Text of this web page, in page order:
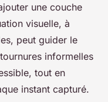
une couche
visuelle, à
peut guider le
informelles
tout en
instant capturé.